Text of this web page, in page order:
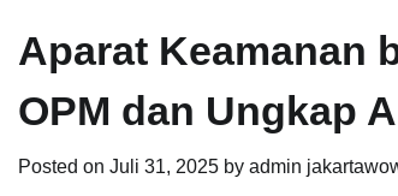
Aparat Keamanan
OPM dan Ungkap
Posted on Juli 31, 2025 by admin